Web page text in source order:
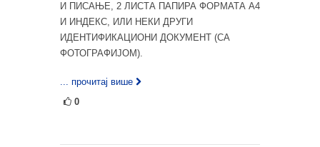
И ПИСАЊЕ, 2 ЛИСТА ПАПИРА ФОРМАТА А4
И ИНДЕКС, ИЛИ НЕКИ ДРУГИ
ИДЕНТИФИКАЦИОНИ ДОКУМЕНТ (СА
ФОТОГРАФИЈОМ).
... прочитај више
0